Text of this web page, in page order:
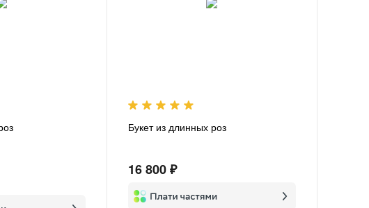
Букет из длинных роз
16 800 ₽